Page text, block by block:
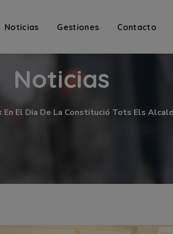
Noticias Gestiones Contacto
Noticias
En El Dia De La Constitució Tots Els